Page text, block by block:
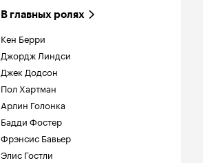
В главных ролях
Кен Берри
Джордж Линдси
Джек Додсон
Пол Хартман
Арлин Голонка
Бадди Фостер
Фрэнсис Бавьер
Элис Гостли